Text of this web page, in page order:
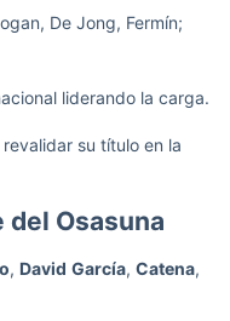
De Jong, Fermín;
liderando la carga.
su título en la
del Osasuna
, David García, Catena,